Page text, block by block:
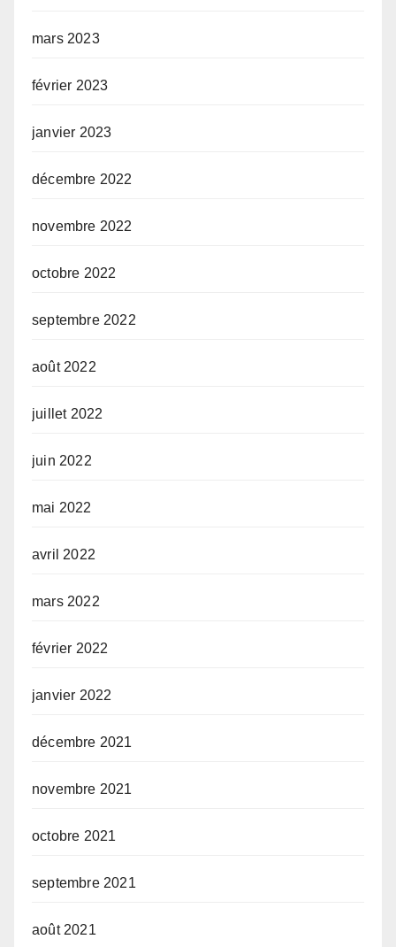
mars 2023
février 2023
janvier 2023
décembre 2022
novembre 2022
octobre 2022
septembre 2022
août 2022
juillet 2022
juin 2022
mai 2022
avril 2022
mars 2022
février 2022
janvier 2022
décembre 2021
novembre 2021
octobre 2021
septembre 2021
août 2021